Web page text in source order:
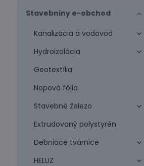
fulltextom
Stavebniny e-obchod
Kanalizácia a vodovod
Hydroizolácia
Geotextília
Nopová fólia
Stavebné železo
Extrudovaný polystyrén
Debniace tvárnice
HELUZ